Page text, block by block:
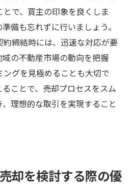
とで、買主の印象を良くしま
備も忘れずに行いましょう。
約締結時には、迅速な対応が要
の不動産市場の動向を把握
ングを見極めることも大切で
ことで、売却プロセスをスム
理想的な取引を実現すること
却を検討する際の優